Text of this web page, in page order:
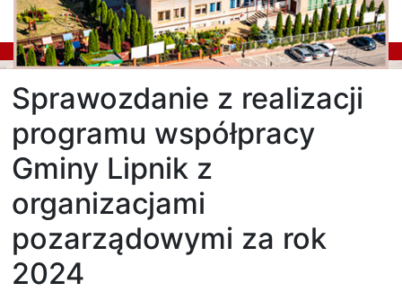
Sprawozdanie z realizacji
programu współpracy
Gminy Lipnik z
organizacjami
pozarządowymi za rok
2024